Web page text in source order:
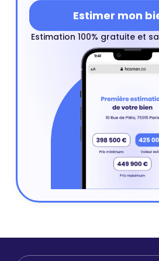
Estimer mon
Estimation 100% gratuite et